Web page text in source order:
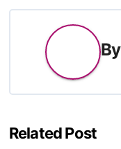
By
Related Post